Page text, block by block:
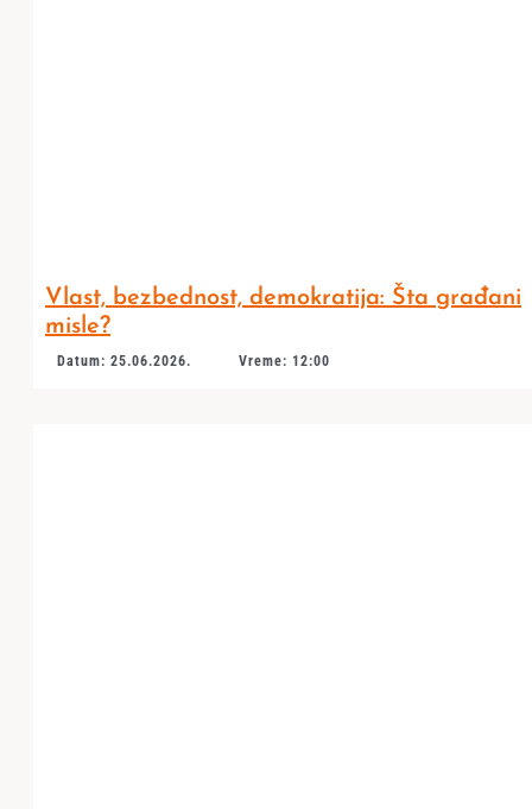
Vlast, bezbednost, demokratija: Šta građani
misle?
Datum: 25.06.2026. Vreme: 12:00